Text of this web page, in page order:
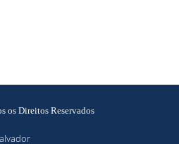
os Direitos Reservados